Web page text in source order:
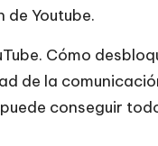
Youtube.
Cómo
de la
conseguir